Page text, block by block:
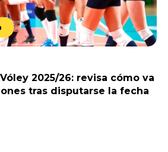
2025/26: revisa cómo va
tras disputarse la fecha